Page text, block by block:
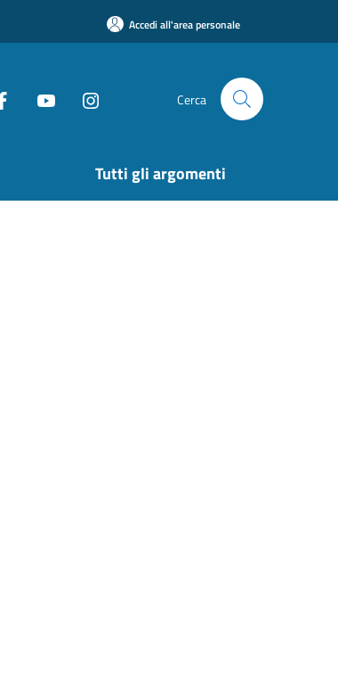
Accedi all'area personale
Cerca
Tutti gli argomenti